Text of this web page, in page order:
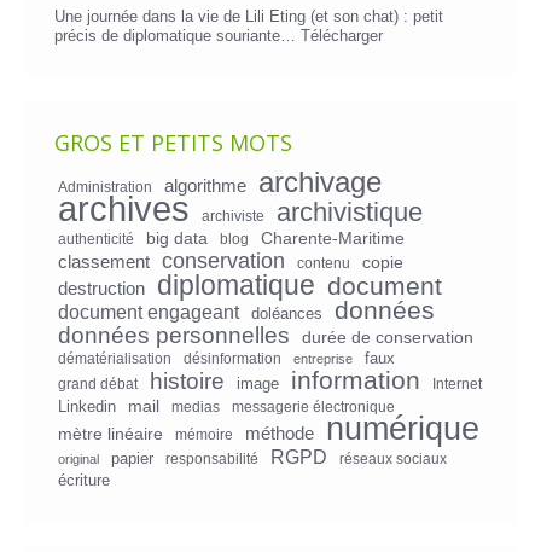
Une journée dans la vie de Lili Eting (et son chat) : petit
précis de diplomatique souriante… Télécharger
GROS ET PETITS MOTS
Administration algorithme archivage
archives archiviste archivistique
authenticité big data blog
Charente-Maritime
classement
conservation contenu
copie
destruction
diplomatique document
document engageant doléances données
données personnelles durée de conservation
dématérialisation désinformation entreprise faux
grand débat histoire image information Internet
Linkedin mail medias messagerie électronique
mètre linéaire mémoire méthode numérique
original papier responsabilité RGPD réseaux sociaux
écriture